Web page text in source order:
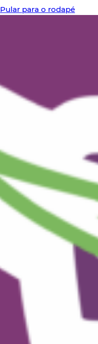
Pular para o rodapé